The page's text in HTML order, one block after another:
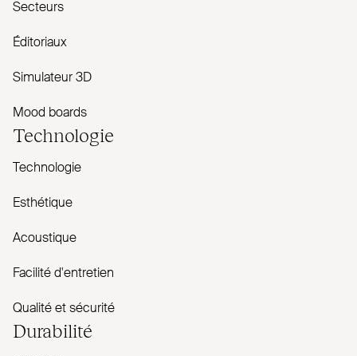
Secteurs
Éditoriaux
Simulateur 3D
Mood boards
Technologie
Technologie
Esthétique
Acoustique
Facilité d'entretien
Qualité et sécurité
Durabilité